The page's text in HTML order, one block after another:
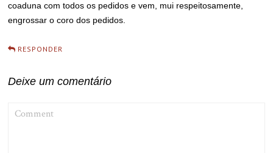
coaduna com todos os pedidos e vem, mui respeitosamente,
engrossar o coro dos pedidos.
RESPONDER
Deixe um comentário